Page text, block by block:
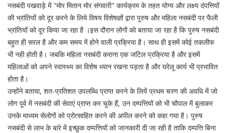
नसबंदी पखवाड़े में "मोर मितान मोर संगवारी" कार्यक्रम के तहत योग्य और लक्ष्य दंपत्तियों
की भ्रांतियों को दूर करने के लिये विषय विशेषज्ञों द्वारा पुरुष और महिला नसबंदी पर फैली
भ्रांतियॉ को दूर किया जा रहा है ।इस दौरान लोगों को बताया जा रहा है कि पुरुष नसबंदी
बहुत ही सरल है और कम समय में होने वाली प्रक्रिया है। साथ ही इसमें कोई तकलीफ
भी नही होती है। जबकि महिला नसबंदी कराना एक जटिल प्रक्रिया है और इसमें
महिलाओं को अपने स्वास्थ्य का विशेष ध्यान रखना पड़ता है और घरेलू कार्य भी प्रभावित
होता है।
उन्होंने बताया, शत-प्रतिशत उपलब्धि प्राप्त करने के लियें प्रथम चरण की अवधि में जो
लोग पूर्व में नसबंदी की सेवाएं प्राप्त कर चुके हैं, उन दम्पत्तियों को भी चौपाल में बुलाकर
उनके माध्यम सेलोगों को प्रोत्साहित करने की अपील करने को कहा गया है। पुरुष
नसबंदी से लाभ के बारे में इच्छुक दम्पत्तियों को जानकारी दी जा रही है ताकि दम्पत्ति बिना